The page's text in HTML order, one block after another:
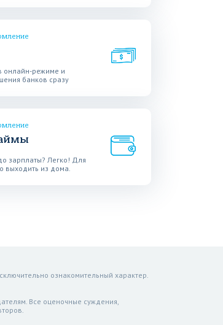
онлайн-режиме и
банков сразу
зарплаты? Легко! Для
выходить из дома.
ознакомительный характер.
Все оценочные суждения,